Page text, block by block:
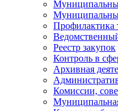
Профилактика
Реестр закупок
Контроль в
Архивная
Комиссии,